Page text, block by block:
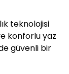
teknolojisi
konforlu yaz
güvenli bir